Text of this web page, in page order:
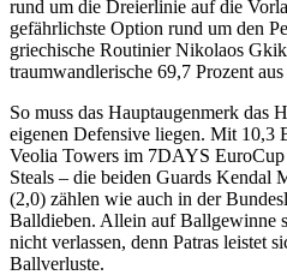
rund um die Dreierlinie auf die
gefährlichste Option rund um den
griechische Routinier Nikolaos
traumwandlerische 69,7 Prozent
So muss das Hauptaugenmerk das
eigenen Defensive liegen. Mit 10,3
Veolia Towers im 7DAYS EuroCup
Steals – die beiden Guards Kendal
(2,0) zählen wie auch in der
Balldieben. Allein auf Ballgewinne
nicht verlassen, denn Patras leistet
Ballverluste.